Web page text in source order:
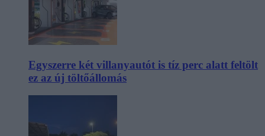
Egyszerre két villanyautót is tíz perc alatt feltölt
ez az új töltőállomás